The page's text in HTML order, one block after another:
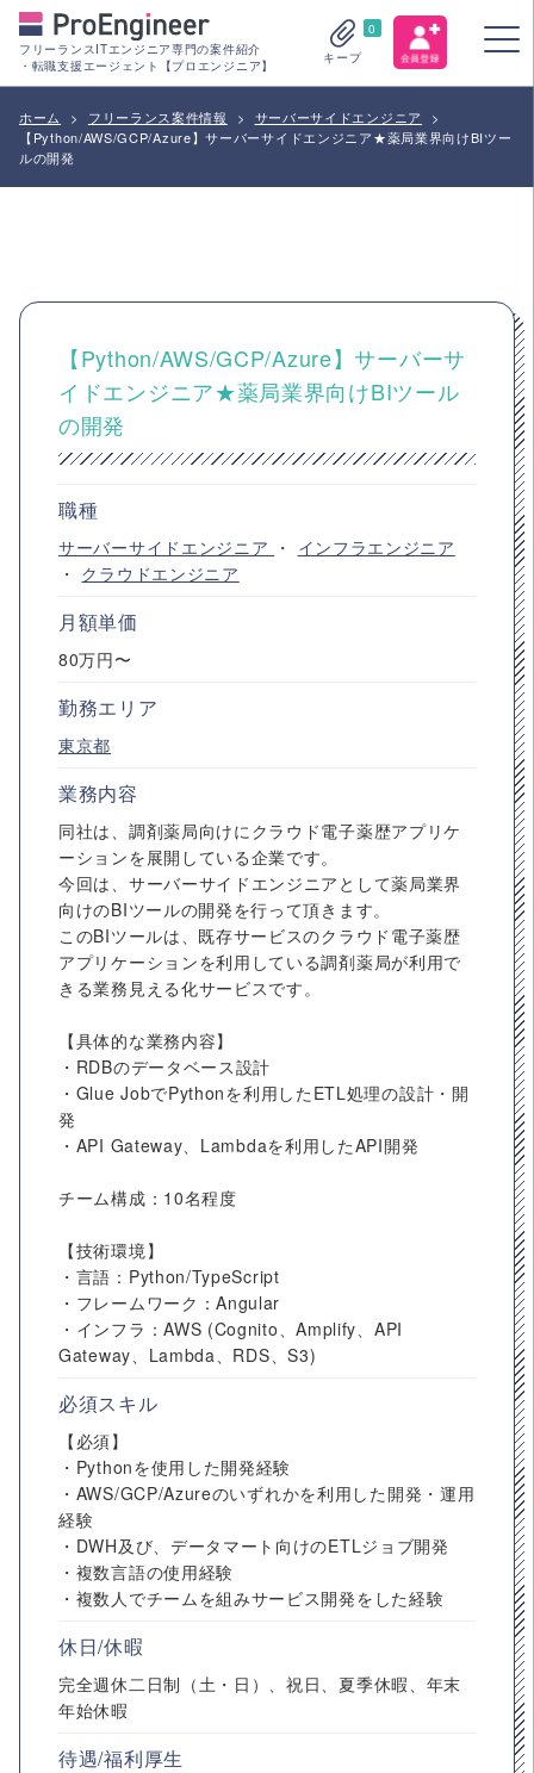
フリーランスITエンジニア専門の案件紹介
・転職支援エージェント【プロエンジニア】
0
キープ
ホーム > フリーランス案件情報 > サーバーサイドエンジニア
>
【Python/AWS/GCP/Azure】サーバーサイドエンジニア★薬局業界向けBIツー
ルの開発
【Python/AWS/GCP/Azure】サーバーサ
イドエンジニア★薬局業界向けBIツール
の開発
職種
サーバーサイドエンジニア ・ インフラエンジニア
・ クラウドエンジニア
月額単価
80万円〜
勤務エリア
東京都
業務内容
同社は、調剤薬局向けにクラウド電子薬歴アプリケ
ーションを展開している企業です。
今回は、サーバーサイドエンジニアとして薬局業界
向けのBIツールの開発を行って頂きます。
このBIツールは、既存サービスのクラウド電子薬歴
アプリケーションを利用している調剤薬局が利用で
きる業務見える化サービスです。
【具体的な業務内容】
・RDBのデータベース設計
・Glue JobでPythonを利用したETL処理の設計・開
発
・API Gateway、Lambdaを利用したAPI開発
チーム構成：10名程度
【技術環境】
・言語：Python/TypeScript
・フレームワーク：Angular
・インフラ：AWS (Cognito、Amplify、API
Gateway、Lambda、RDS、S3)
必須スキル
【必須】
・Pythonを使用した開発経験
・AWS/GCP/Azureのいずれかを利用した開発・運用
経験
・DWH及び、データマート向けのETLジョブ開発
・複数言語の使用経験
・複数人でチームを組みサービス開発をした経験
休日/休暇
完全週休二日制（土・日）、祝日、夏季休暇、年末
年始休暇
待遇/福利厚生